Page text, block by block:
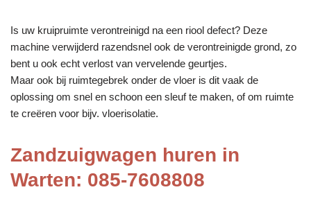
Is uw kruipruimte verontreinigd na een riool defect? Deze
machine verwijderd razendsnel ook de verontreinigde grond, zo
bent u ook echt verlost van vervelende geurtjes.
Maar ook bij ruimtegebrek onder de vloer is dit vaak de
oplossing om snel en schoon een sleuf te maken, of om ruimte
te creëren voor bijv. vloerisolatie.
Zandzuigwagen huren in
Warten: 085-7608808